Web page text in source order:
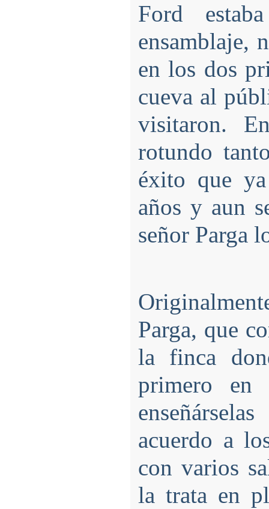
Ford
ensamblaje,
en los dos
cueva al
visitaron.
rotundo
éxito que
años y aun
señor Parga
Parga, que
la finca
primero en
acuerdo a
con varios
la trata en